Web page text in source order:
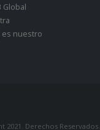
Global
es nuestro
2021. Derechos Reservados.